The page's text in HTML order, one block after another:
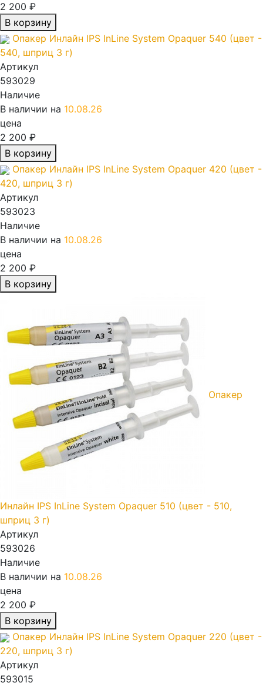
2 200 ₽
В корзину
Опакер Инлайн IPS InLine System Opaquer 540 (цвет -
540, шприц 3 г)
Артикул
593029
Наличие
В наличии на 10.08.26
цена
2 200 ₽
В корзину
Опакер Инлайн IPS InLine System Opaquer 420 (цвет -
420, шприц 3 г)
Артикул
593023
Наличие
В наличии на 10.08.26
цена
2 200 ₽
В корзину
Опакер
Инлайн IPS InLine System Opaquer 510 (цвет - 510,
шприц 3 г)
Артикул
593026
Наличие
В наличии на 10.08.26
цена
2 200 ₽
В корзину
Опакер Инлайн IPS InLine System Opaquer 220 (цвет -
220, шприц 3 г)
Артикул
593015